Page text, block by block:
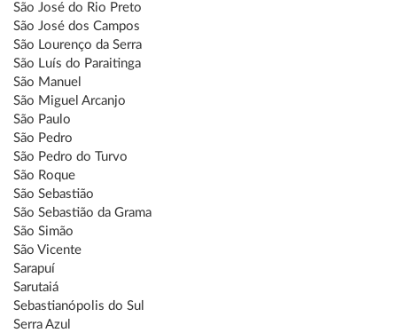
São José do Rio Preto
São José dos Campos
São Lourenço da Serra
São Luís do Paraitinga
São Manuel
São Miguel Arcanjo
São Paulo
São Pedro
São Pedro do Turvo
São Roque
São Sebastião
São Sebastião da Grama
São Simão
São Vicente
Sarapuí
Sarutaiá
Sebastianópolis do Sul
Serra Azul